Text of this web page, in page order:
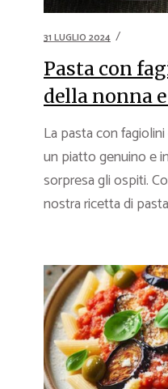
31 LUGLIO 2024
Pasta con
della nonna
La pasta con
un piatto genuino e
sorpresa gli ospiti.
nostra ricetta di